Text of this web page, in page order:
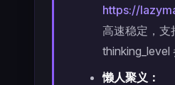
https://
高速稳定，支
thinking_level
懒人聚义：